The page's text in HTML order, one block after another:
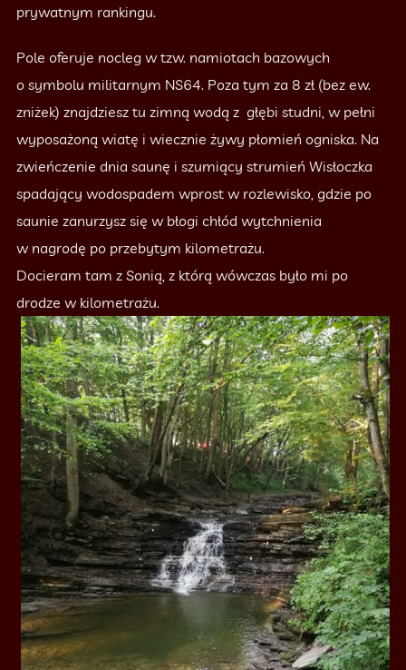
prywatnym rankingu.
Pole oferuje nocleg w tzw. namiotach bazowych
o symbolu militarnym NS64. Poza tym za 8 zł (bez ew.
zniżek) znajdziesz tu zimną wodą z głębi studni, w pełni
wyposażoną wiatę i wiecznie żywy płomień ogniska. Na
zwieńczenie dnia saunę i szumiący strumień Wisłoczka
spadający wodospadem wprost w rozlewisko, gdzie po
saunie zanurzysz się w błogi chłód wytchnienia
w nagrodę po przebytym kilometrażu.
Docieram tam z Sonią, z którą wówczas było mi po
drodze w kilometrażu.